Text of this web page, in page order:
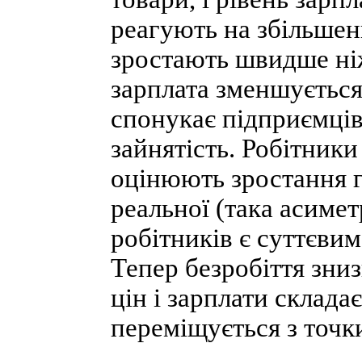
реагують на
зростають швидше
зарплата
спонукає
зайнятість.
оцінюють зростання
реальної (така
робітників є
Тепер безробіття
цін і зарплати
переміщується з